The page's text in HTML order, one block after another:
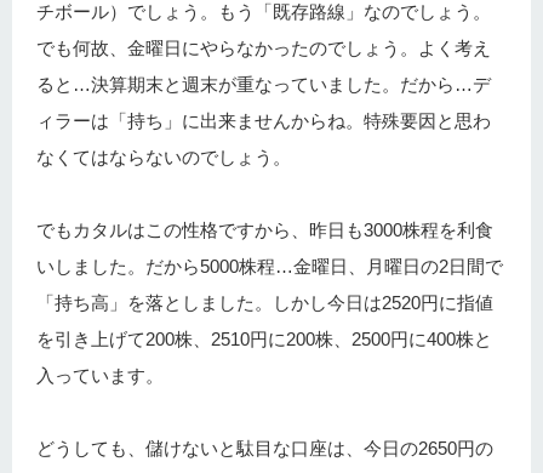
チボール）でしょう。もう「既存路線」なのでしょう。
でも何故、金曜日にやらなかったのでしょう。よく考え
ると…決算期末と週末が重なっていました。だから…デ
ィラーは「持ち」に出来ませんからね。特殊要因と思わ
なくてはならないのでしょう。
でもカタルはこの性格ですから、昨日も3000株程を利食
いしました。だから5000株程…金曜日、月曜日の2日間で
「持ち高」を落としました。しかし今日は2520円に指値
を引き上げて200株、2510円に200株、2500円に400株と
入っています。
どうしても、儲けないと駄目な口座は、今日の2650円の